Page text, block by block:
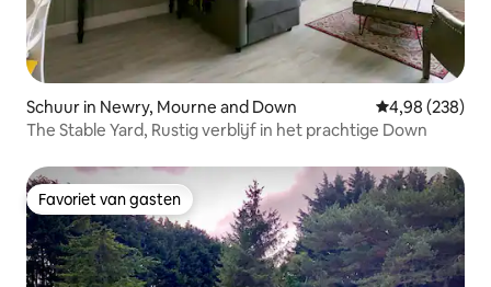
Schuur in Newry, Mourne and Down Gemiddelde
4,98 (238)
The Stable Yard, Rustig verblijf in het prachtige Down
Favoriet van gasten
Favoriet van gasten